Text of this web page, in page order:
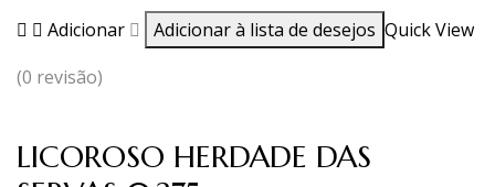
Adicionar Adicionar à lista de desejos Quick View
(0 revisão)
LICOROSO HERDADE DAS